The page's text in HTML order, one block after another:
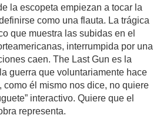
la escopeta empiezan a tocar la
como una flauta. La trágica
que muestra las subidas en el
interrumpida por una
caen. The Last Gun es la
guerra que voluntariamente hace
él mismo nos dice, no quiere
interactivo. Quiere que el
representa.